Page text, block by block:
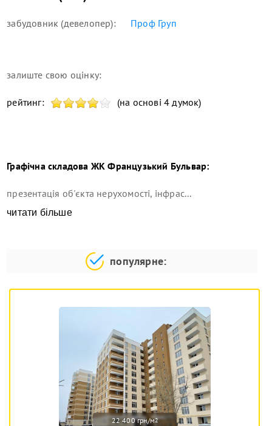
забудовник (девелопер): Проф Груп
залиште свою оцінку:
рейтинг: (на основі 4 думок)
Графічна складова ЖК Французький Бульвар:
презентація об'єкта нерухомості, інфрас...
читати більше
популярне:
22 400 грн/м2